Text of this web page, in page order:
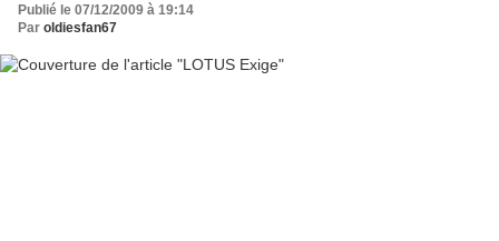
Publié le 07/12/2009 à 19:14
Par oldiesfan67